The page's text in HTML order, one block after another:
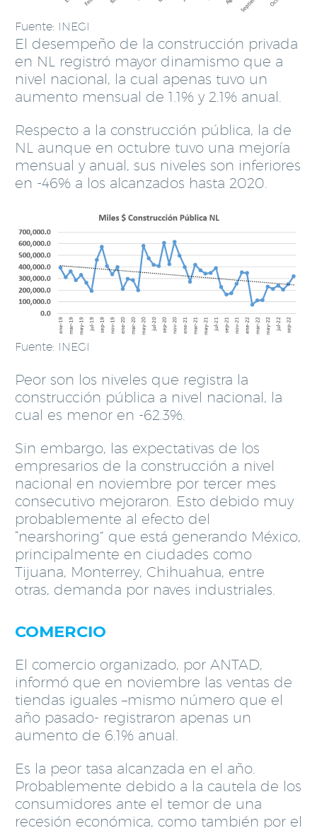
Fuente: INEGI
El desempeño de la construcción privada
en NL registró mayor dinamismo que a
nivel nacional, la cual apenas tuvo un
aumento mensual de 1.1% y 2.1% anual.
Respecto a la construcción pública, la de
NL aunque en octubre tuvo una mejoría
mensual y anual, sus niveles son inferiores
en -46% a los alcanzados hasta 2020.
Fuente: INEGI
Peor son los niveles que registra la
construcción pública a nivel nacional, la
cual es menor en -62.3%.
Sin embargo, las expectativas de los
empresarios de la construcción a nivel
nacional en noviembre por tercer mes
consecutivo mejoraron. Esto debido muy
probablemente al efecto del
“nearshoring” que está generando México,
principalmente en ciudades como
Tijuana, Monterrey, Chihuahua, entre
otras, demanda por naves industriales.
COMERCIO
El comercio organizado, por ANTAD,
informó que en noviembre las ventas de
tiendas iguales –mismo número que el
año pasado- registraron apenas un
aumento de 6.1% anual.
Es la peor tasa alcanzada en el año.
Probablemente debido a la cautela de los
consumidores ante el temor de una
recesión económica, como también por el